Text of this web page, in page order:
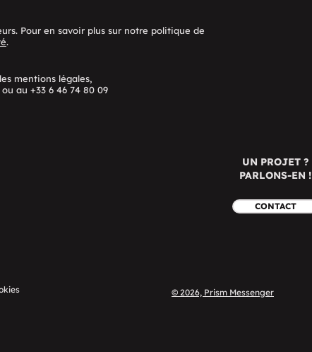
Pour en savoir plus sur notre politique de
.
mentions légales,
ou au +33 6 46 74 80 09
UN PROJET ?
PARLONS-EN !
© 2026, Prism Messenger
CONTACT